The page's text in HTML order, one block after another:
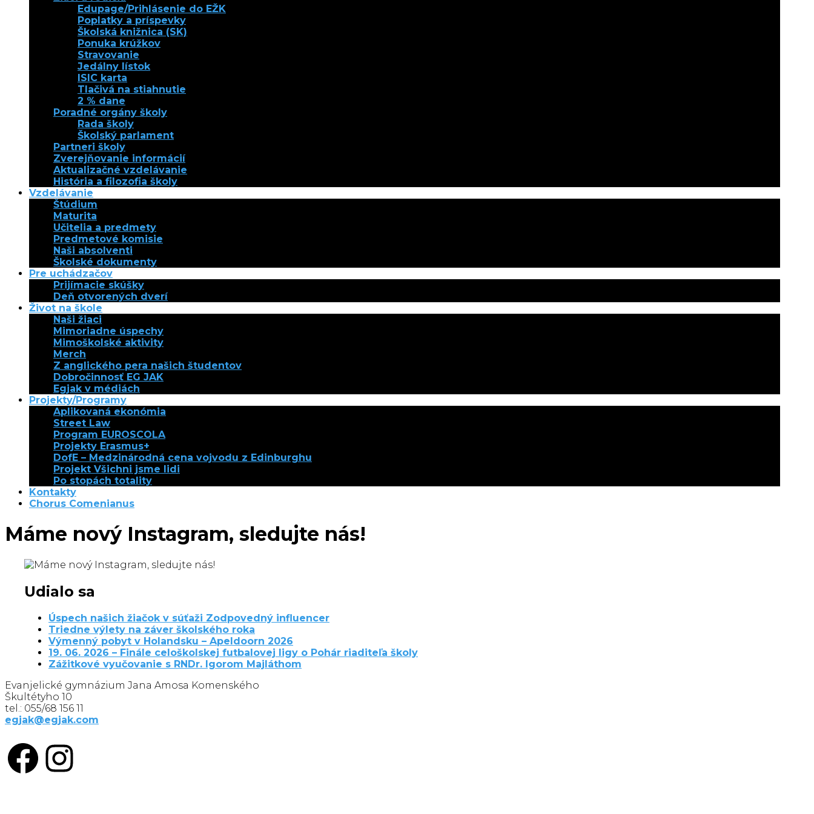
Edupage/Prihlásenie do EŽK
Poplatky a príspevky
Školská knižnica (SK)
Ponuka krúžkov
Stravovanie
Jedálny lístok
ISIC karta
Tlačivá na stiahnutie
2 % dane
Poradné orgány školy
Rada školy
Školský parlament
Partneri školy
Zverejňovanie informácií
Aktualizačné vzdelávanie
História a filozofia školy
Vzdelávanie
Štúdium
Maturita
Učitelia a predmety
Predmetové komisie
Naši absolventi
Školské dokumenty
Pre uchádzačov
Prijímacie skúšky
Deň otvorených dverí
Život na škole
Naši žiaci
Mimoriadne úspechy
Mimoškolské aktivity
Merch
Z anglického pera našich študentov
Dobročinnosť EG JAK
Egjak v médiách
Projekty/Programy
Aplikovaná ekonómia
Street Law
Program EUROSCOLA
Projekty Erasmus+
DofE – Medzinárodná cena vojvodu z Edinburghu
Projekt Všichni jsme lidi
Po stopách totality
Kontakty
Chorus Comenianus
Máme nový Instagram, sledujte nás!
Udialo sa
Úspech našich žiačok v súťaži Zodpovedný influencer
Triedne výlety na záver školského roka
Výmenný pobyt v Holandsku – Apeldoorn 2026
19. 06. 2026 – Finále celoškolskej futbalovej ligy o Pohár riaditeľa školy
Zážitkové vyučovanie s RNDr. Igorom Majláthom
Evanjelické gymnázium Jana Amosa Komenského
Škultétyho 10
tel.: 055/68 156 11
egjak@egjak.com
FacebookInstagram